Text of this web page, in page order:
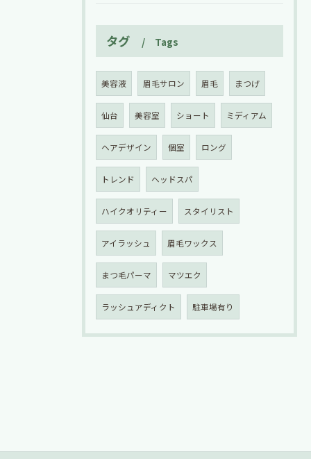
タグ Tags
美容液 眉毛サロン 眉毛 まつげ
仙台 美容室 ショート ミディアム
ヘアデザイン 個室 ロング
トレンド ヘッドスパ
ハイクオリティー スタイリスト
アイラッシュ 眉毛ワックス
まつ毛パーマ マツエク
ラッシュアディクト 駐車場有り